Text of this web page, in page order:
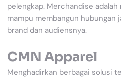
pelengkap. Merchandise
mampu membangun hubungan
brand dan audiensnya.
CMN Apparel
Menghadirkan berbagai solusi